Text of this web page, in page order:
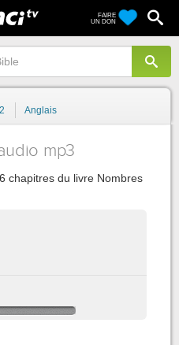
FAIRE
UN DON
Anglais
mp3
chapitres du livre Nombres